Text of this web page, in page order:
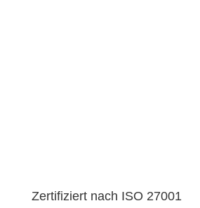
Zertifiziert nach ISO 27001